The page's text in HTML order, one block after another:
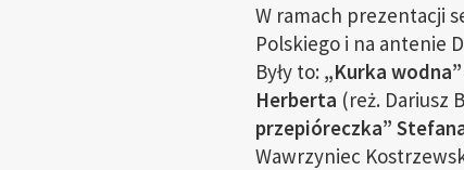
W ramach prezentacji
Polskiego i na antenie
Były to: „Kurka
Herberta (reż. Dariusz
przepióreczka”
Wawrzyniec